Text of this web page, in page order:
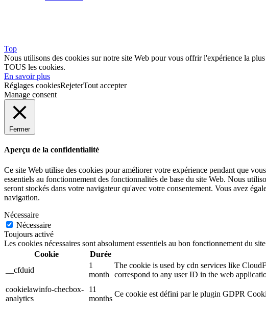
Top
Nous utilisons des cookies sur notre site Web pour vous offrir l'expérience la
TOUS les cookies.
En savoir plus
Réglages cookiesRejeterTout accepter
Manage consent
Fermer
Aperçu de la confidentialité
Ce site Web utilise des cookies pour améliorer votre expérience pendant que
essentiels au fonctionnement des fonctionnalités de base du site Web. Nous
seront stockés dans votre navigateur qu'avec votre consentement. Vous avez
navigation.
Nécessaire
Nécessaire
Toujours activé
Les cookies nécessaires sont absolument essentiels au bon fonctionnement du
Cookie
Durée
__cfduid
1
month
The cookie is used by cdn services like
correspond to any user ID in the web
cookielawinfo-checbox-
analytics
11
months
Ce cookie est défini par le plugin GDPR